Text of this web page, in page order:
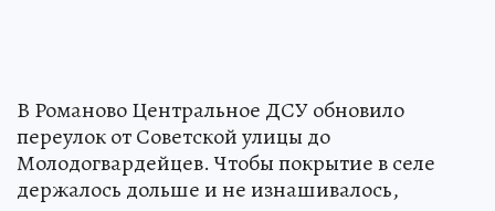
В Романово Центральное ДСУ обновило
переулок от Советской улицы до
Молодогвардейцев. Чтобы покрытие в селе
держалось дольше и не изнашивалось,